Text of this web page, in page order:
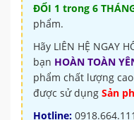
ĐỔI 1 trong 6
phẩm.
Hãy LIÊN HỆ NGAY
bạn HOÀN TOÀN
phẩm chất lượng
được sử dụng Sản
Hotline: